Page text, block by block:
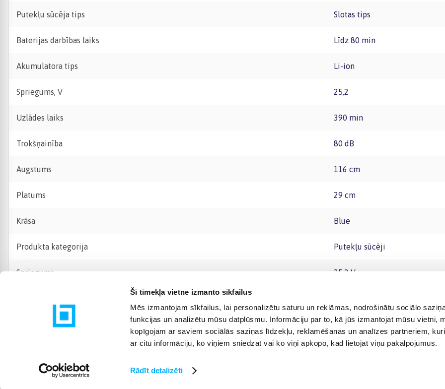
Šī tīmekļa vietne izmanto sīkfailus
Mēs izmantojam sīkfailus, lai personalizētu saturu un reklāmas, nodrošinātu sociālo
funkcijas un analizētu mūsu datplūsmu. Informāciju par to, kā jūs izmantojat mūsu vietni,
kopīgojam ar saviem sociālās saziņas līdzekļu, reklamēšanas un analīzes partneriem,
ar citu informāciju, ko viņiem sniedzat vai ko viņi apkopo, kad lietojat viņu pakalpojumus.
Rādīt detalizēti
Putekļu sūcēja tips Slotas tips
Baterijas darbības laiks Līdz 80 min
Akumulatora tips Li-ion
Spriegums, V 25,2
Uzlādes laiks 390 min
Trokšņainība 80 dB
Augstums 116 cm
Platums 29 cm
Krāsa Blue
Produkta kategorija Putekļu sūcēji
Spriegums + 25.2 V